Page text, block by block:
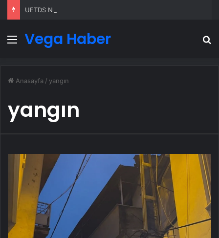
Menü
Vega Haber
Anasayfa / yangın
yangın